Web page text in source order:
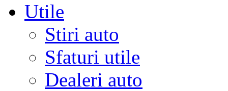
Utile
Stiri auto
Sfaturi utile
Dealeri auto